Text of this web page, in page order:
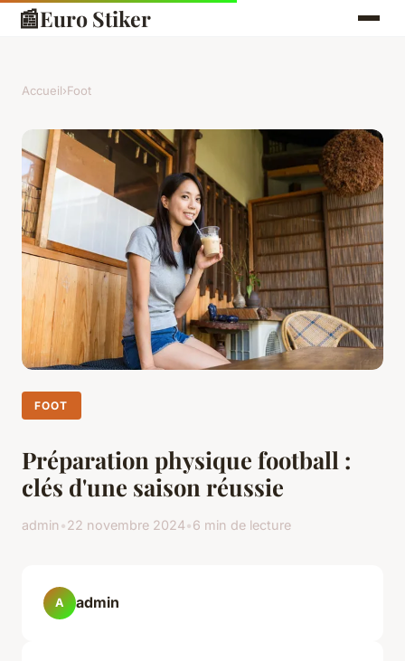
📰Euro Stiker
Accueil›Foot
FOOT
Préparation physique football :
clés d'une saison réussie
admin•22 novembre 2024•6 min de lecture
A admin